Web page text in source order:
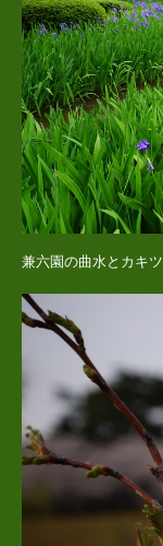
兼六園の曲水とカキ